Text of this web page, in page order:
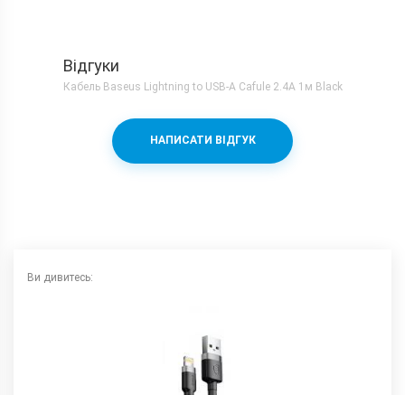
Відгуки
Кабель Baseus Lightning to USB-A Cafule 2.4A 1м Black
НАПИСАТИ ВІДГУК
Ви дивитесь: